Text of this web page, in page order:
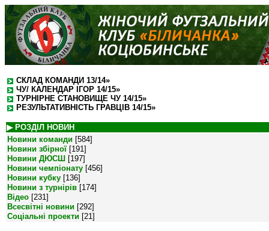
СКЛАД КОМАНДИ 13/14»
ЧУ/ КАЛЕНДАР ІГОР 14/15»
ТУРНІРНЕ СТАНОВИЩЕ ЧУ 14/15»
РЕЗУЛЬТАТИВНІСТЬ ГРАВЦІВ 14/15»
▶ РОЗДІЛ НОВИН
Новини команди [584]
Новини збірної [191]
Новини ДЮСШ [197]
Новини чемпіонату [456]
Новини кубку [136]
Новини з турнірів [174]
Відео [231]
Всесвітні новини [292]
Соціальні проекти [21]